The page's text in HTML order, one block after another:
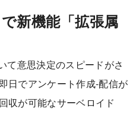
新機能「拡張属
て意思決定のスピードがさ
日でアンケート作成-配信が
収が可能なサーベロイド